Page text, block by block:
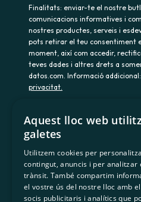
Finalitats: enviar-te el nostre
comunicacions informatives i
nostres productes, serveis i
pots retirar el teu consentiment
moment, així com accedir,
teves dades i altres drets a
datos.com. Informació addicional:
privacitat.
900 103 605
Aquest lloc web
galetes
Utilitzem cookies per
contingut, anuncis i per analitzar
trànsit. També compartim
el vostre ús del nostre lloc amb
socis publicitaris i analítics que